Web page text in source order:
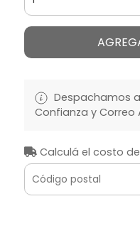
Despachamos
Confianza y Correo
Calculá el costo